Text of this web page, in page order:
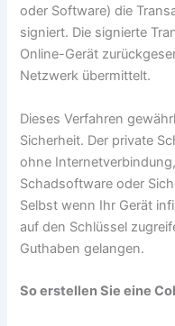
oder Software) die
signiert. Die signierte
Online-Gerät
Netzwerk übermittelt.
Dieses Verfahren
Sicherheit. Der private
ohne
Schadsoftware oder
Selbst wenn Ihr Gerät
auf den Schlüssel
Guthaben gelangen.
So erstellen Sie eine